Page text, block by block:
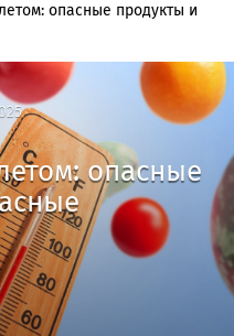
опасные продукты и
опасные